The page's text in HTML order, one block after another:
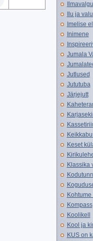
Ilu ja
Imelise
Inimene
Jumala
Jutlused
Jututuba
Järjejutt
Keset
Klassika
Kohtume
Kompass
Koolikell
Kool ja
KUS on